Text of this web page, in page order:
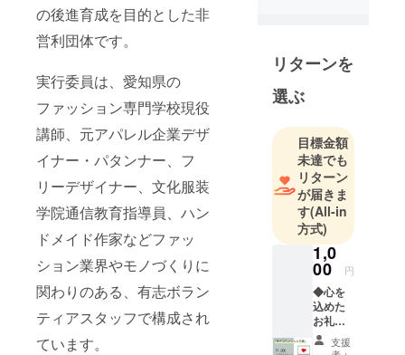
の後進育成を目的とした非
営利団体です。
実行委員は、愛知県の
ファッション専門学校現役
講師、元アパレル企業デザ
イナー・パタンナー、フ
リーデザイナー、文化服装
学院通信教育指導員、ハン
ドメイド作家などファッ
ション業界やモノづくりに
関わりのある、有志ボラン
ティアスタッフで構成され
ています。
リターンを
選ぶ
目標金額
未達でも
リターン
が届きま
す(All-in
方式)
1,0
00 円
◆心を
込めた
お礼
メール
◆ ス 支援